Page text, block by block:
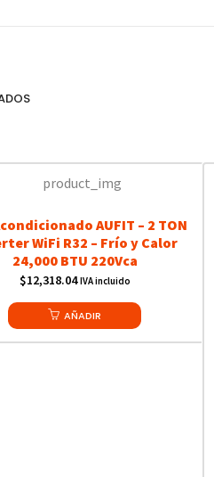
AUFIT – 2 TON
WiFi R32 – Frío y Calor
24,000 BTU 220Vca
$12,318.04 IVA incluido
AÑADIR